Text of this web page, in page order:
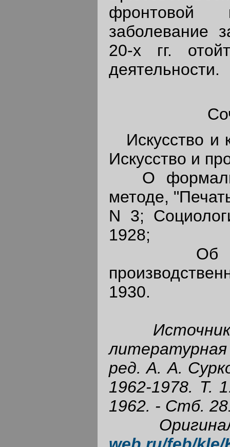
фронтовой
заболевание
20-х гг.
деятельности.
Искусство и
Искусство и
О
методе,
N 3;
1928;
Об
1930.
ред. А. А.
1962-1978. Т.
1962. - Стб.